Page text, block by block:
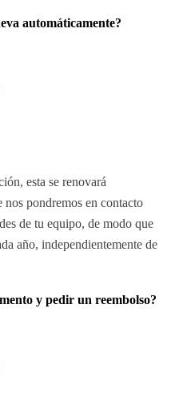
automáticamente?
esta se renovará
nos pondremos en contacto
de tu equipo, de modo que
año, independientemente de
y pedir un reembolso?